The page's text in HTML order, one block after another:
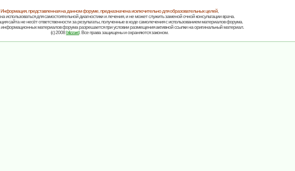
Информация, представленная на данном форуме, предназначена исключительно для образовательных целей,
использоваться для самостоятельной диагностики и лечения, и не может служить заменой очной консультации врача.
сайта не несёт ответственности за результаты, полученные в ходе самолечения с использованием материалов форума.
информационных материалов форума разрешается при условии размещения активной ссылки на оригинальный материал.
(c) 2008blizzard. Все права защищены и охраняются законом.